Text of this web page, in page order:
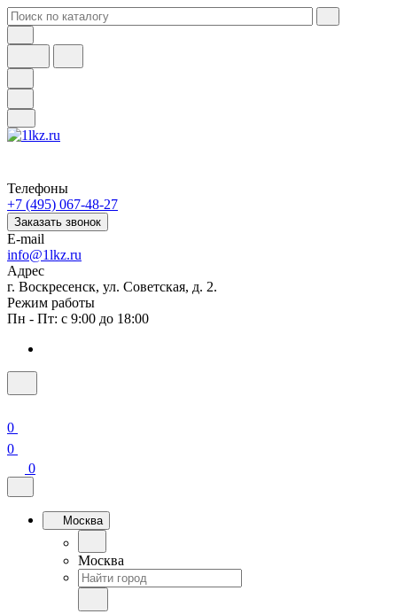
Телефоны
+7 (495) 067-48-27
Заказать звонок
E-mail
info@1lkz.ru
Адрес
г. Воскресенск, ул. Советская, д. 2.
Режим работы
Пн - Пт: с 9:00 до 18:00
0
0
0
Москва
Москва